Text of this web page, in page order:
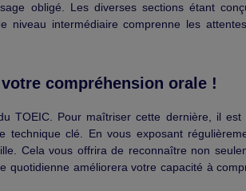
obligé. Les diverses sections étant
niveau intermédiaire comprenne les
compréhension orale !
TOEIC. Pour maîtriser cette dernière, il
technique clé. En vous exposant
Cela vous offrira de reconnaître non
quotidienne améliorera votre capacité à